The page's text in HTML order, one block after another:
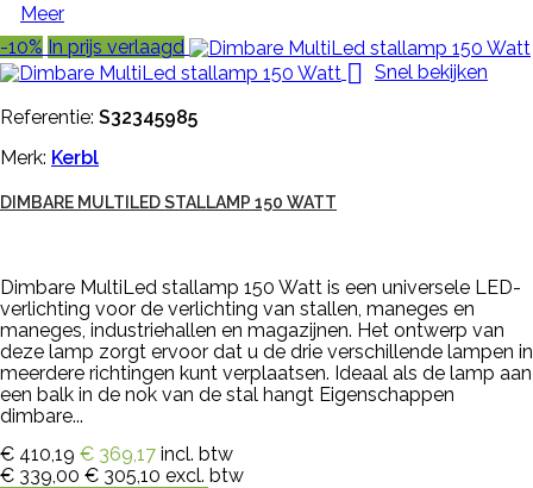
Meer
-10% In prijs verlaagd
 Snel bekijken
Referentie: S32345985
Merk: Kerbl
DIMBARE MULTILED STALLAMP 150 WATT
Dimbare MultiLed stallamp 150 Watt is een universele LED-
verlichting voor de verlichting van stallen, maneges en
maneges, industriehallen en magazijnen. Het ontwerp van
deze lamp zorgt ervoor dat u de drie verschillende lampen in
meerdere richtingen kunt verplaatsen. Ideaal als de lamp aan
een balk in de nok van de stal hangt Eigenschappen
dimbare...
€ 410,19 € 369,17 incl. btw
€ 339,00 € 305,10 excl. btw